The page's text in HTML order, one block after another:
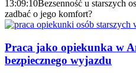
13:09:10Bezsenność u starszych
zadbać o jego komfort?
Praca jako opiekunka w
bezpiecznego wyjazdu